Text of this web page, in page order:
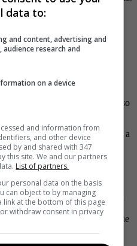
el asesinato de los policías, la
diálogo es para que no haya
expresó.
pues asegura que es
no quiere la paz, como es el
de víctimas en el llamado caso
el gobierno, que lo ha invitado a
no obstante que somos
preocupación porque las
en la publicación.
que dice: “desde Aranjuez,
con el gobierno, que lo ha
las FARC, no obstante que
nuestra preocupación porque
es doblegar nuestra
data to:
and content, advertising and
research and
on a device
and information from
and other device
by and shared with 347
this site. We and our partners
List of partners.
personal data on the basis
can object to by managing
at the bottom of this page
withdraw consent in privacy